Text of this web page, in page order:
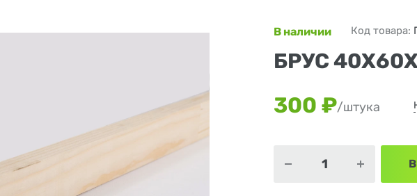
В наличии Код товара:
БРУС
300 ₽/штука